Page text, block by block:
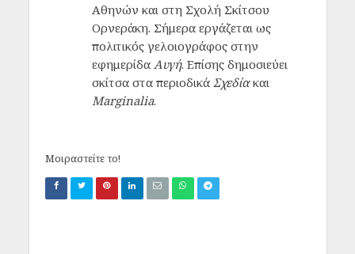
Αθηνών και στη Σχολή Σκίτσου
Ορνεράκη. Σήμερα εργάζεται ως
πολιτικός γελοιογράφος στην
εφημερίδα Αυγή. Επίσης δημοσιεύει
σκίτσα στα περιοδικά Σχεδίακαι
Marginalia.
Μοιραστείτε το!